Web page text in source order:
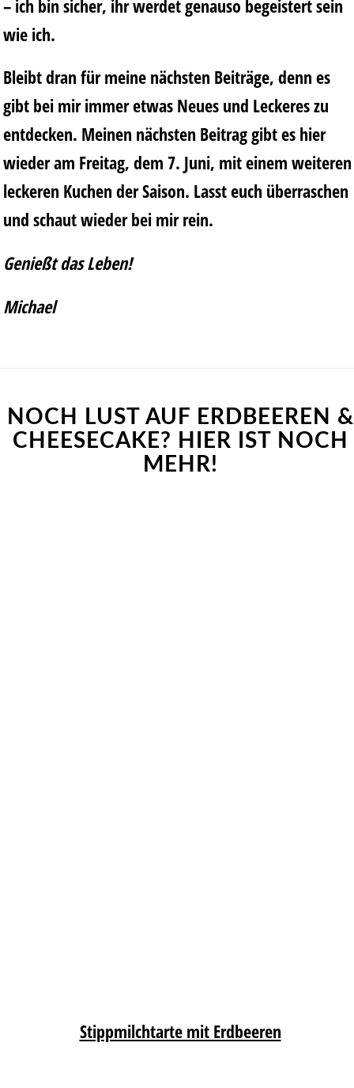
– ich bin sicher, ihr werdet genauso begeistert sein
wie ich.
Bleibt dran für meine nächsten Beiträge, denn es
gibt bei mir immer etwas Neues und Leckeres zu
entdecken. Meinen nächsten Beitrag gibt es hier
wieder am Freitag, dem 7. Juni, mit einem weiteren
leckeren Kuchen der Saison. Lasst euch überraschen
und schaut wieder bei mir rein.
Genießt das Leben!
Michael
NOCH LUST AUF ERDBEEREN &
CHEESECAKE? HIER IST NOCH
MEHR!
Stippmilchtarte mit Erdbeeren